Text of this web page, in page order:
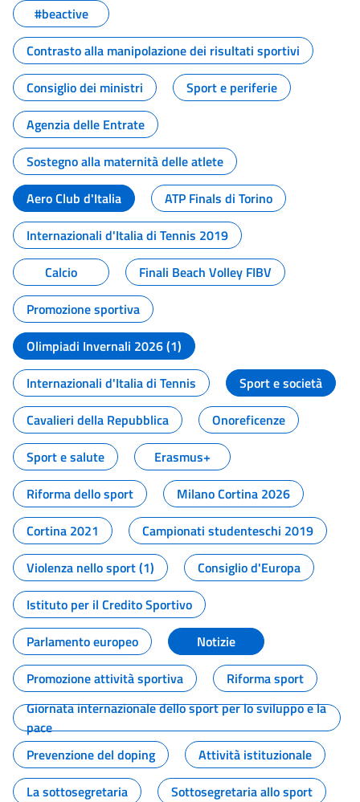
#beactive
Contrasto alla manipolazione dei risultati sportivi
Consiglio dei ministri
Sport e periferie
Agenzia delle Entrate
Sostegno alla maternità delle atlete
Aero Club d'Italia
ATP Finals di Torino
Internazionali d'Italia di Tennis 2019
Calcio
Finali Beach Volley FIBV
Promozione sportiva
Olimpiadi Invernali 2026 (1)
Internazionali d'Italia di Tennis
Sport e società
Cavalieri della Repubblica
Onoreficenze
Sport e salute
Erasmus+
Riforma dello sport
Milano Cortina 2026
Cortina 2021
Campionati studenteschi 2019
Violenza nello sport (1)
Consiglio d'Europa
Istituto per il Credito Sportivo
Parlamento europeo
Notizie
Promozione attività sportiva
Riforma sport
Giornata internazionale dello sport per lo sviluppo e la
pace
Prevenzione del doping
Attività istituzionale
La sottosegretaria
Sottosegretaria allo sport